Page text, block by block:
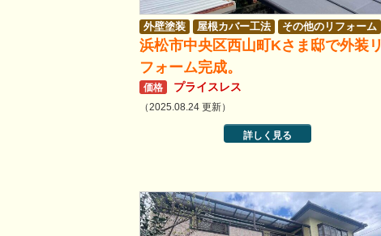
浜松市中央区西山町Kさま邸で外装リ
フォーム完成。
価格 プライスレス
（2025.08.24 更新）
詳しく見る
外壁塗装 屋根カバー工法 その他のリフォーム